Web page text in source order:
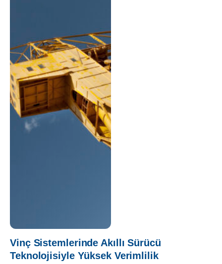
Vinç Sistemlerinde Akıllı Sürücü
Teknolojisiyle Yüksek Verimlilik